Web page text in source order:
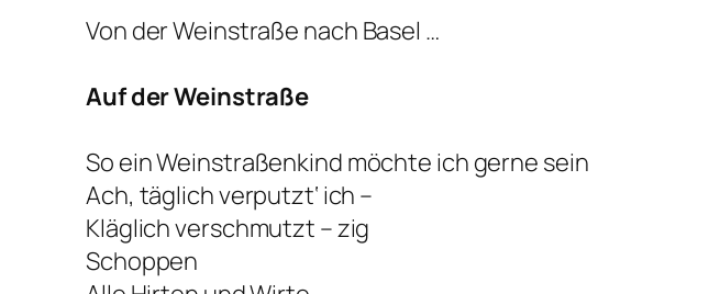
Von der Weinstraße nach Basel …
Auf der Weinstraße
So ein Weinstraßenkind möchte ich gerne sein
Ach, täglich verputzt‘ ich –
Kläglich verschmutzt – zig
Schoppen